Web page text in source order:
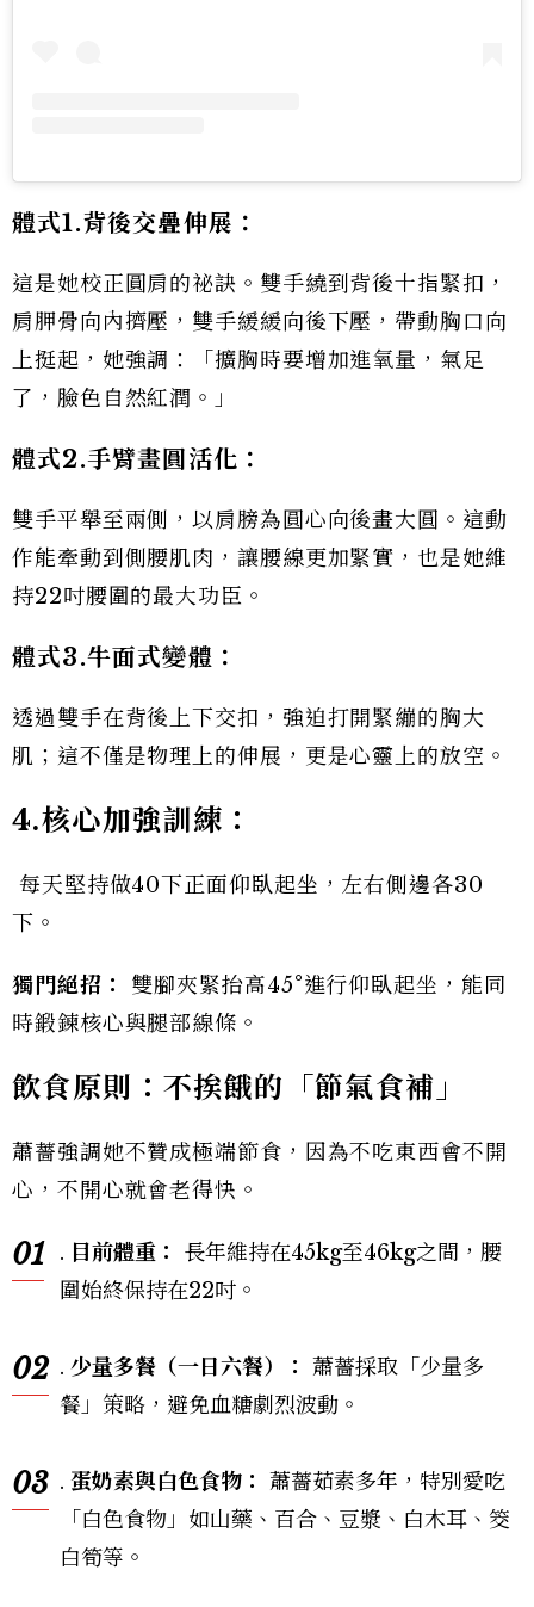
體式1.背後交疊伸展：
這是她校正圓肩的祕訣。雙手繞到背後十指緊扣，
肩胛骨向內擠壓，雙手緩緩向後下壓，帶動胸口向
上挺起，她強調：「擴胸時要增加進氧量，氣足
了，臉色自然紅潤。」
體式2.手臂畫圓活化：
雙手平舉至兩側，以肩膀為圓心向後畫大圓。這動
作能牽動到側腰肌肉，讓腰線更加緊實，也是她維
持22吋腰圍的最大功臣。
體式3.牛面式變體：
透過雙手在背後上下交扣，強迫打開緊繃的胸大
肌；這不僅是物理上的伸展，更是心靈上的放空。
4.核心加強訓練：
每天堅持做40下正面仰臥起坐，左右側邊各30
下。
獨門絕招： 雙腳夾緊抬高45°進行仰臥起坐，能同
時鍛鍊核心與腿部線條。
飲食原則：不挨餓的「節氣食補」
蕭薔強調她不贊成極端節食，因為不吃東西會不開
心，不開心就會老得快。
01 . 目前體重： 長年維持在45kg至46kg之間，腰
圍始終保持在22吋。
02 . 少量多餐（一日六餐）： 蕭薔採取「少量多
餐」策略，避免血糖劇烈波動。
03 . 蛋奶素與白色食物： 蕭薔茹素多年，特別愛吃
「白色食物」如山藥、百合、豆漿、白木耳、筊
白筍等。